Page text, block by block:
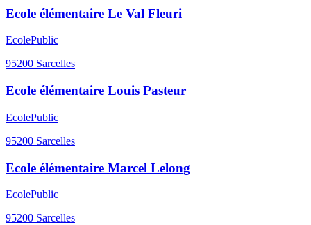
Ecole élémentaire Le Val Fleuri
EcolePublic
95200 Sarcelles
Ecole élémentaire Louis Pasteur
EcolePublic
95200 Sarcelles
Ecole élémentaire Marcel Lelong
EcolePublic
95200 Sarcelles